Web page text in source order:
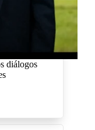
diálogos